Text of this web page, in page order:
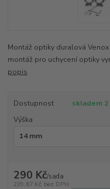
Montáž optiky duralová
montáž pro uchycení optiky
popis
Dostupnost
skladem 2
Výška
290 Kč/sada
239,67 Kč bez DPH